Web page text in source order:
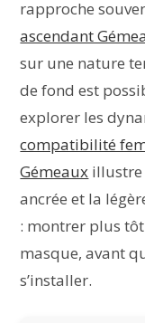
rapproche
ascendant
sur une nature
de fond est
explorer les
compatibilité
Gémeaux illustre
ancrée et la
: montrer plus
masque, avant
s’installer.